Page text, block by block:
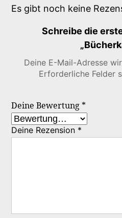
Es gibt noch keine
Schreibe die
Deine E-Mail-Adresse
Erforderliche Felder
Deine Bewertung *
Deine Rezension *